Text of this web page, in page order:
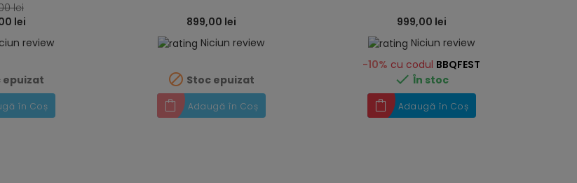
lei
lei
review
epuizat
în Coș
899,00 lei
Niciun review
 Stoc epuizat
Adaugă în Coș
999,00 lei
Niciun review
-10% cu codul BBQFEST
 În stoc
Adaugă în Coș